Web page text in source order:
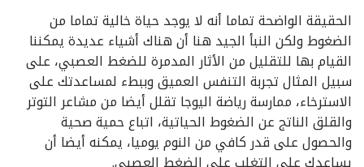
الحقيقة الواضحة تماما أنه لا يوجد حياة خالية تماما من
الضغوط ولكن النبأ الجيد هنا أن هناك أشياء عديدة يمكننا
القيام بها للتقليل من الأثار المدمرة للضغط العصبي، على
سبيل المثال تجربة التنفس العميق وببطء لمساعدتك على
الاسترخاء، ممارسة رياضة اليوجا تقلل أيضا من مشاعر التوتر
والقلق الناتج عن الضغوط الحياتية، اتباع حمية صحية
والحصول على قدر كافي من النوم يوميا، يمكنه أيضا أن